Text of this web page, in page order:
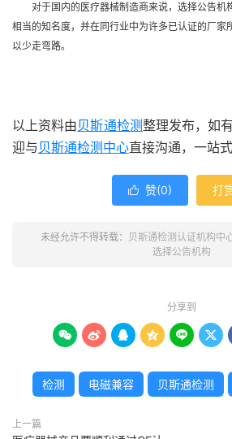
对于国内的医疗器械制造商来说，选择公告机
相当的知名度，并在同行业中为许多已认证的厂家
以少走弯路。
以上资料由贝斯通检测整理发布，如
迎与贝斯通检测中心直接沟通，一站
 赞(0) 打
未经允许不得转载： 贝斯通检测认证机构中
选择公告机构
分享到
     
检测 电磁兼容 贝斯通检测
上一篇